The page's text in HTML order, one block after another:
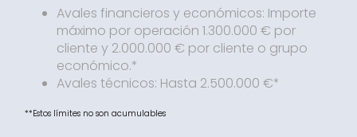
Avales financieros y económicos: Importe
máximo por operación 1.300.000 € por
cliente y 2.000.000 € por cliente o grupo
económico.*
Avales técnicos: Hasta 2.500.000 €*
**Estos límites no son acumulables